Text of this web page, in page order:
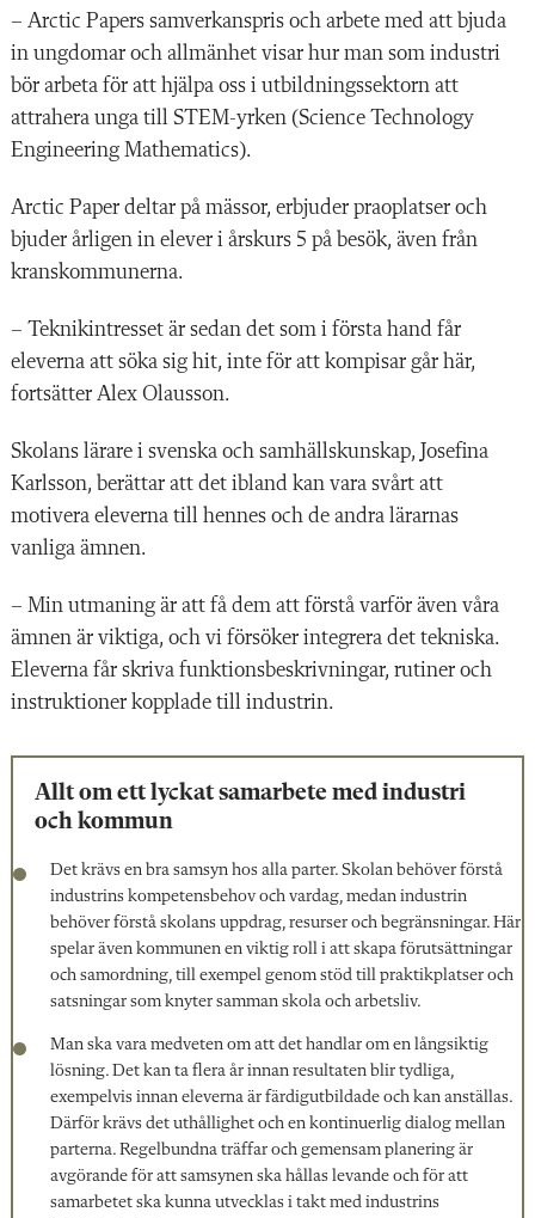
– Arctic Papers samverkanspris och arbete med att bjuda
in ungdomar och allmänhet visar hur man som industri
bör arbeta för att hjälpa oss i utbildningssektorn att
attrahera unga till STEM-yrken (Science Technology
Engineering Mathematics).
Arctic Paper deltar på mässor, erbjuder praoplatser och
bjuder årligen in elever i årskurs 5 på besök, även från
kranskommunerna.
– Teknikintresset är sedan det som i första hand får
eleverna att söka sig hit, inte för att kompisar går här,
fortsätter Alex Olausson.
Skolans lärare i svenska och samhällskunskap, Josefina
Karlsson, berättar att det ibland kan vara svårt att
motivera eleverna till hennes och de andra lärarnas
vanliga ämnen.
– Min utmaning är att få dem att förstå varför även våra
ämnen är viktiga, och vi försöker integrera det tekniska.
Eleverna får skriva funktionsbeskrivningar, rutiner och
instruktioner kopplade till industrin.
Allt om ett lyckat samarbete med industri
och kommun
Det krävs en bra samsyn hos alla parter. Skolan behöver förstå
industrins kompetensbehov och vardag, medan industrin
behöver förstå skolans uppdrag, resurser och begränsningar. Här
spelar även kommunen en viktig roll i att skapa förutsättningar
och samordning, till exempel genom stöd till praktikplatser och
satsningar som knyter samman skola och arbetsliv.
Man ska vara medveten om att det handlar om en långsiktig
lösning. Det kan ta flera år innan resultaten blir tydliga,
exempelvis innan eleverna är färdigutbildade och kan anställas.
Därför krävs det uthållighet och en kontinuerlig dialog mellan
parterna. Regelbundna träffar och gemensam planering är
avgörande för att samsynen ska hållas levande och för att
samarbetet ska kunna utvecklas i takt med industrins